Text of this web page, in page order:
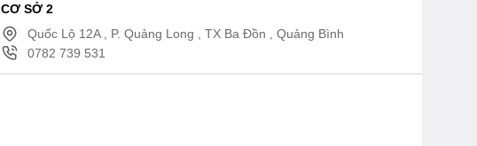
CƠ SỞ 2
Quốc Lộ 12A , P. Quảng Long , TX Ba Đồn , Quảng Bình
0782 739 531